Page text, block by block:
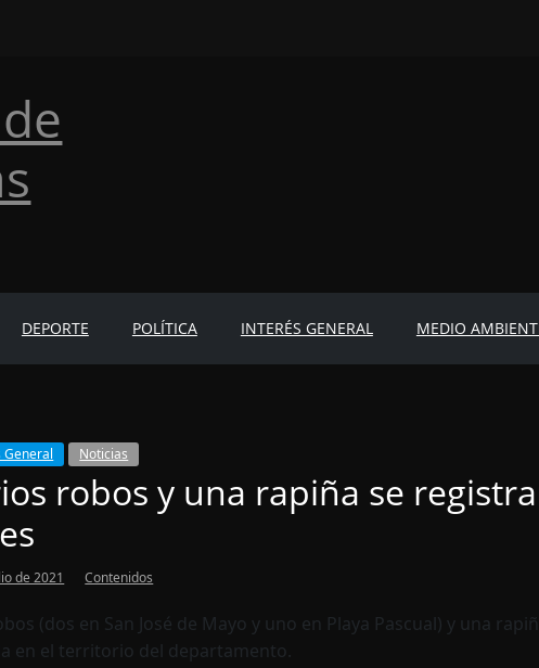
DEPORTE POLÍTICA INTERÉS GENERAL MEDIO
Noticias
robos y una rapiña se
de 2021 Contenidos
(dos en San José de Mayo y uno en Playa Pascual) y una
en el territorio del departamento.